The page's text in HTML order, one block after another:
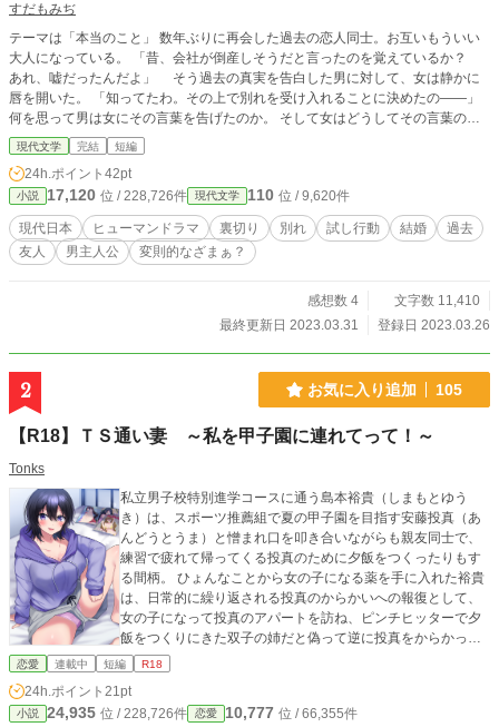
すだもみぢ
テーマは「本当のこと」 数年ぶりに再会した過去の恋人同士。お互いもういい
大人になっている。 「昔、会社が倒産しそうだと言ったのを覚えているか？
あれ、嘘だったんだよ」 そう過去の真実を告白した男に対して、女は静かに
唇を開いた。 「知ってたわ。その上で別れを受け入れることに決めたの――」
何を思って男は女にその言葉を告げたのか。 そして女はどうしてその言葉の嘘
を暴かなかったのか。 その裏にあったこととはなんだろうか。 過去の恋人たち
二人のやりとりを、第三者視点綴っています。 2023/3/27 現代文学部門１位あ
現代文学 完結 短編
24h.ポイント 42pt
小説 17,120 位 / 228,726件 現代文学 110 位 / 9,620件
現代日本 ヒューマンドラマ 裏切り 別れ 試し行動 結婚
過去
友人
男主人公 変則的なざまぁ？
感想数 4
文字数 11,410
最終更新日 2023.03.31
登録日 2023.03.26
2 お気に入り追加 105
【R18】ＴＳ通い妻 ～私を甲子園に連れてって！～
Tonks
私立男子校特別進学コースに通う島本裕貴（しまもとゆう
き）は、スポーツ推薦組で夏の甲子園を目指す安藤投真（あ
んどうとうま）と憎まれ口を叩き合いながらも親友同士で、
練習で疲れて帰ってくる投真のために夕飯をつくったりもす
る間柄。 ひょんなことから女の子になる薬を手に入れた裕貴
は、日常的に繰り返される投真のからかいへの報復として、
女の子になって投真のアパートを訪ね、ピンチヒッターで夕
飯をつくりにきた双子の姉だと偽って逆に投真をからかって
やろうと画策するのだが―― ＊ ＊ ＊ BL寄りの18禁エロ
す。ふたなり、TS百合の要素は含まれておりません。エロ描
写はすべて「女になった元男が、男とセックスする」もので
恋愛 連載中 短編 R18
24h.ポイント 21pt
小説 24,935 位 / 228,726件 恋愛 10,777 位 / 66,355件